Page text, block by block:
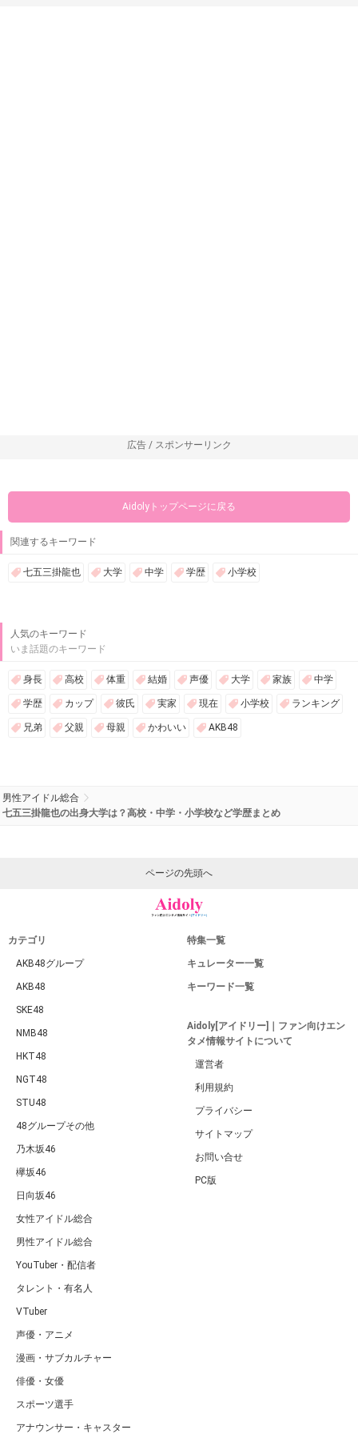
広告 / スポンサーリンク
Aidolyトップページに戻る
関連するキーワード
七五三掛龍也 大学 中学 学歴 小学校
人気のキーワード
いま話題のキーワード
身長 高校 体重 結婚 声優 大学 家族 中学
学歴 カップ 彼氏 実家 現在 小学校 ランキング
兄弟 父親 母親 かわいい AKB48
男性アイドル総合
七五三掛龍也の出身大学は？高校・中学・小学校など学歴まとめ
ページの先頭へ
カテゴリ
AKB48グループ
AKB48
SKE48
NMB48
HKT48
NGT48
STU48
48グループその他
乃木坂46
欅坂46
日向坂46
女性アイドル総合
男性アイドル総合
YouTuber・配信者
タレント・有名人
VTuber
声優・アニメ
漫画・サブカルチャー
俳優・女優
スポーツ選手
アナウンサー・キャスター
特集一覧
キュレーター一覧
キーワード一覧
Aidoly[アイドリー]｜ファン向けエン
タメ情報サイトについて
運営者
利用規約
プライバシー
サイトマップ
お問い合せ
PC版